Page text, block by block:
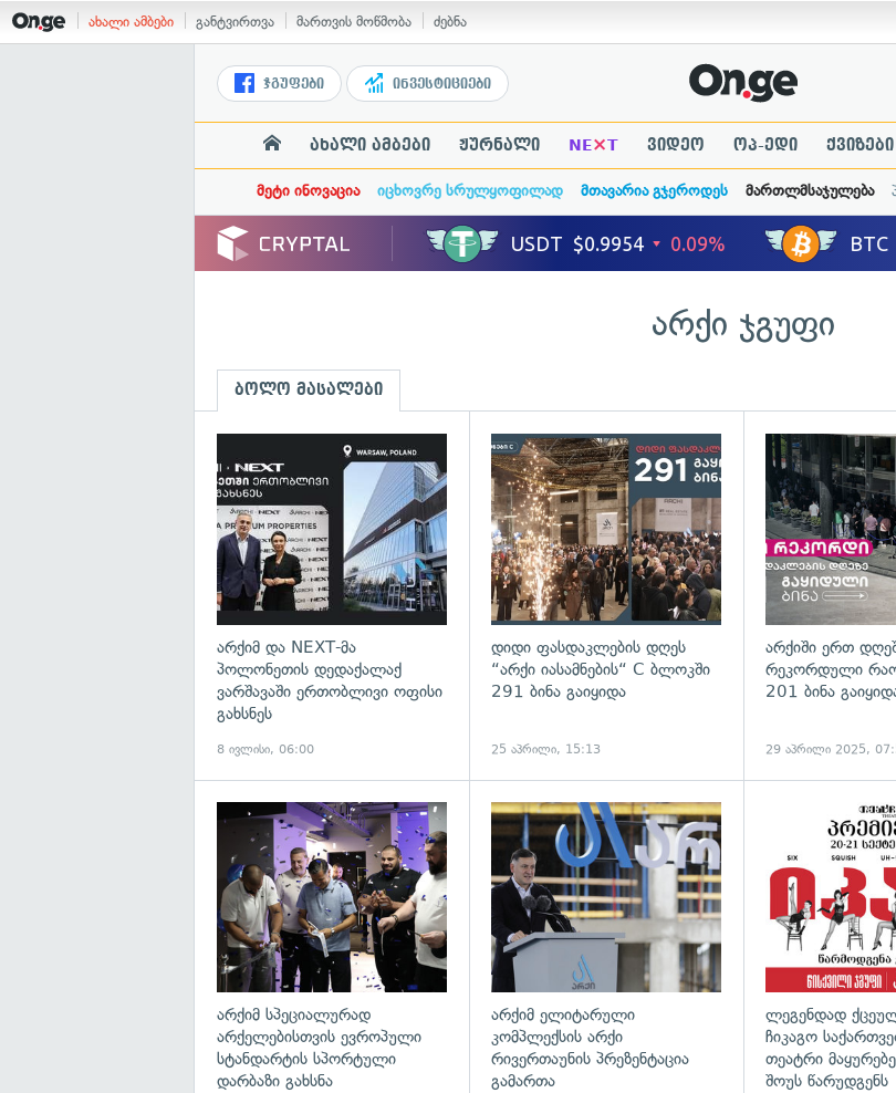
ახალი ამბები განტვირთვა მართვის მოწმობა ძებნა
ჯგუფები ინვესტიციები
ახალი ამბები ჟურნალი NE×T ვიდეო ოპ-ედი ქვიზები
მეტი ინოვაცია იცხოვრე სრულყოფილად მთავარია გჯეროდეს მართლმსაჯულება
არქი ჯგუფი
ბოლო მასალები
არქიმ და NEXT-მა
პოლონეთის დედაქალაქ
ვარშავაში ერთობლივი ოფისი
გახსნეს
8 ივლისი, 06:00
დიდი ფასდაკლების დღეს
“არქი იასამნების“ C ბლოკში
291 ბინა გაიყიდა
25 აპრილი, 15:13
არქიში ერთ
რეკორდული
201 ბინა
29 აპრილი 2025,
არქიმ სპეციალურად
არქელებისთვის ევროპული
სტანდარტის სპორტული
დარბაზი გახსნა
არქიმ ელიტარული
კომპლექსის არქი
რივერთაუნის პრეზენტაცია
გამართა
ლეგენდად
ჩიკაგო
თეატრი
შოუს წარუდგენს